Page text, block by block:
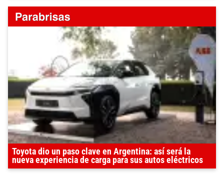
Toyota dio un paso clave en Argentina: así será la
nueva experiencia de carga para sus autos eléctricos